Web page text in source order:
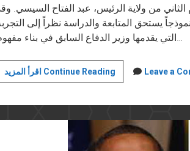
من ولاية الرئيس، عبد الفتاح السيسي.
يستحق المتابعة والدراسة نظراً إلى
التي يقدمها وزير الدفاع السابق في بناء مفهوم…
اقرأ المزيد Continue Readingمقابلة
مع
في
"الأخبار"
Leave a